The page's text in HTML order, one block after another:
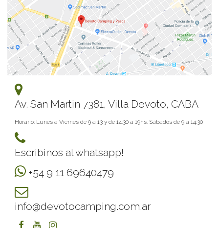
Av. San Martin 7381, Villa Devoto, CABA
Horario: Lunes a Viernes de 9 a 13 y de 14:30 a 19hs. Sábados de 9 a 14:30
Escribinos al whatsapp!
+54 9 11 69640479
info@devotocamping.com.ar